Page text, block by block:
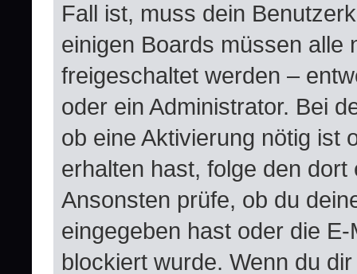
Fall ist, muss dein
einigen Boards müssen alle
freigeschaltet werden –
oder ein Administrator. Bei
ob eine Aktivierung nötig ist
erhalten hast, folge den
Ansonsten prüfe, ob du
eingegeben hast oder die
blockiert wurde. Wenn du